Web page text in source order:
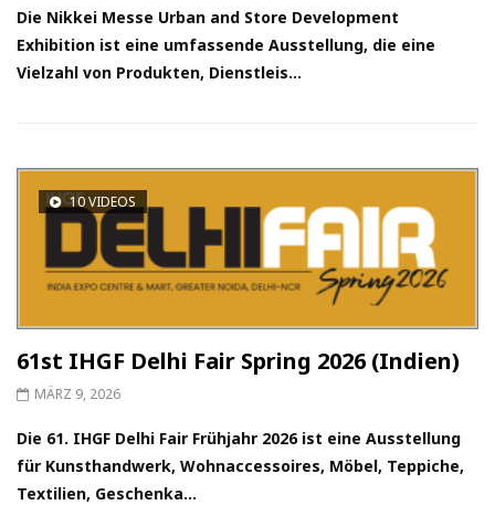
Die Nikkei Messe Urban and Store Development
Exhibition ist eine umfassende Ausstellung, die eine
Vielzahl von Produkten, Dienstleis...
10 VIDEOS
61st IHGF Delhi Fair Spring 2026 (Indien)
MÄRZ 9, 2026
Die 61. IHGF Delhi Fair Frühjahr 2026 ist eine Ausstellung
für Kunsthandwerk, Wohnaccessoires, Möbel, Teppiche,
Textilien, Geschenka...